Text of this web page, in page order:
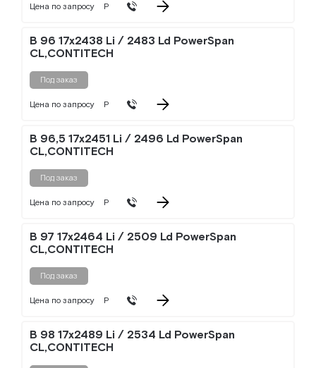
Цена по запросу Р
B 96 17x2438 Li / 2483 Ld PowerSpan
CL,CONTITECH
Под заказ
Цена по запросу Р
B 96,5 17x2451 Li / 2496 Ld PowerSpan
CL,CONTITECH
Под заказ
Цена по запросу Р
B 97 17x2464 Li / 2509 Ld PowerSpan
CL,CONTITECH
Под заказ
Цена по запросу Р
B 98 17x2489 Li / 2534 Ld PowerSpan
CL,CONTITECH